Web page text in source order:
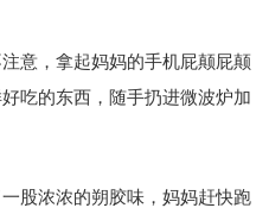
意，拿起妈妈的手机屁颠屁颠
吃的东西，随手扔进微波炉加
股浓浓的朔胶味，妈妈赶快跑